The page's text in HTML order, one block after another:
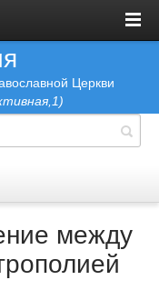
Церкви
между